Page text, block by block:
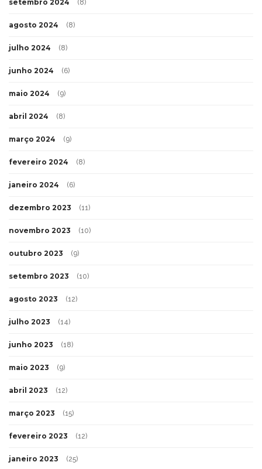
setembro 2024 (8)
agosto 2024 (8)
julho 2024 (8)
junho 2024 (6)
maio 2024 (9)
abril 2024 (8)
março 2024 (9)
fevereiro 2024 (8)
janeiro 2024 (6)
dezembro 2023 (11)
novembro 2023 (10)
outubro 2023 (9)
setembro 2023 (10)
agosto 2023 (12)
julho 2023 (14)
junho 2023 (18)
maio 2023 (9)
abril 2023 (12)
março 2023 (15)
fevereiro 2023 (12)
janeiro 2023 (25)